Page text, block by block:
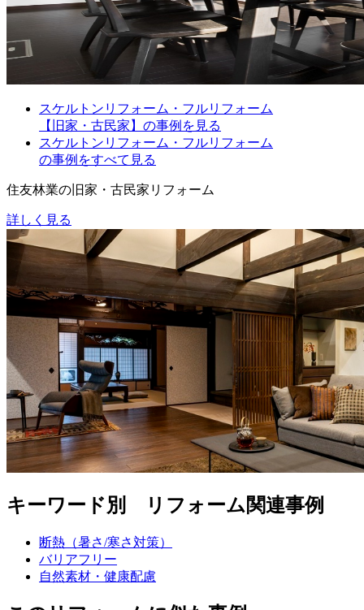
スケルトンリフォーム・フルリフォーム
【旧家・古民家】の事例を見る
スケルトンリフォーム・フルリフォーム
の事例をすべて見る
住友林業の旧家・古民家リフォーム
詳しく見る
キーワード別 リフォーム関連事例
断熱（暑さ/寒さ対策）
バリアフリー
自然素材・健康配慮